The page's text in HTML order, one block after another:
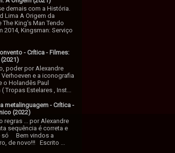
demais com a História.
Lima A Origem da
The King's Man Tendo
2014, Kingsman: Serviço
- Crítica - Filmes:
poder por Alexandre
Verhoeven e a iconografia
Holandês Paul
Tropas Estelares , Inst...
metalinguagem - Crítica -
(2022)
regras ... por Alexandre
sequência é correta e
só Bem vindos a
de novo!!! Escrito ...